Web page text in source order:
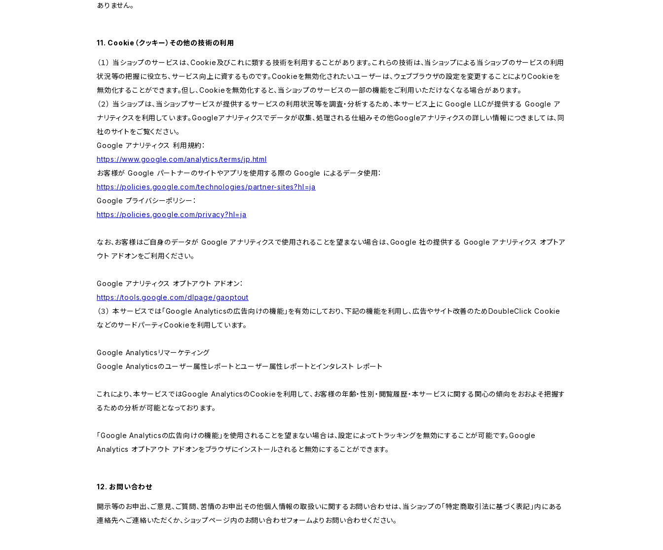
ありません。
11. Cookie（クッキー）その他の技術の利用
（１） 当ショップのサービスは、Cookie及びこれに類する技術を利用することがあります。これらの技術は、当ショップによる当ショップのサービスの利用
状況等の把握に役立ち、サービス向上に資するものです。Cookieを無効化されたいユーザーは、ウェブブラウザの設定を変更することによりCookieを
無効化することができます。但し、Cookieを無効化すると、当ショップのサービスの一部の機能をご利用いただけなくなる場合があります。
（２） 当ショップは、当ショップサービスが提供するサービスの利用状況等を調査・分析するため、本サービス上に Google LLCが提供する Google ア
ナリティクスを利用しています。Googleアナリティクスでデータが収集、処理される仕組みその他Googleアナリティクスの詳しい情報につきましては、同
社のサイトをご覧ください。
Google アナリティクス 利用規約：
https://www.google.com/analytics/terms/jp.html
お客様が Google パートナーのサイトやアプリを使用する際の Google によるデータ使用：
https://policies.google.com/technologies/partner-sites?hl=ja
Google プライバシーポリシー：
https://policies.google.com/privacy?hl=ja
なお、お客様はご自身のデータが Google アナリティクスで使用されることを望まない場合は、Google 社の提供する Google アナリティクス オプトア
ウト アドオンをご利用ください。
Google アナリティクス オプトアウト アドオン：
https://tools.google.com/dlpage/gaoptout
（３） 本サービスでは「Google Analyticsの広告向けの機能」を有効にしており、下記の機能を利用し、広告やサイト改善のためDoubleClick Cookie
などのサードパーティCookieを利用しています。
Google Analyticsリマーケティング
Google Analyticsのユーザー属性レポートとユーザー属性レポートとインタレスト レポート
これにより、本サービスではGoogle AnalyticsのCookieを利用して、お客様の年齢・性別・閲覧履歴・本サービスに関する関心の傾向をおおよそ把握す
るための分析が可能となっております。
「Google Analyticsの広告向けの機能」を使用されることを望まない場合は、設定によってトラッキングを無効にすることが可能です。Google
Analytics オプトアウト アドオンをブラウザにインストールされると無効にすることができます。
12. お問い合わせ
開示等のお申出、ご意見、ご質問、苦情のお申出その他個人情報の取扱いに関するお問い合わせは、当ショップの「特定商取引法に基づく表記」内にある
連絡先へご連絡いただくか、ショップページ内のお問い合わせフォームよりお問い合わせください。